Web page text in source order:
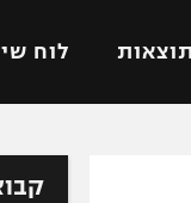
תוצאות לוח
כדורסל עולמי